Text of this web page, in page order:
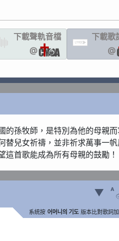
下載聲軌音檔
@
LYRIC
下載歌
@
的孫牧師，是特別為他的母親
替兒女祈禱，並非祈求萬事一
這首歌能成為所有母親的鼓勵！
▼ A
系統按 어머니의 기도 版本比對歌詞